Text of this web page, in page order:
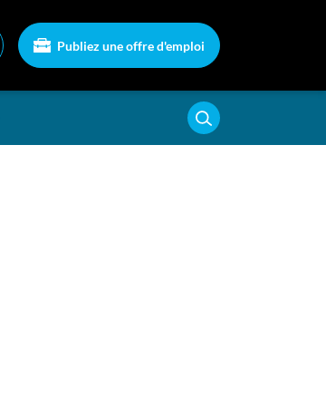
Publiez une offre d'emploi